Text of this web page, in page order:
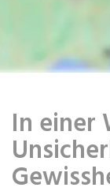
In einer